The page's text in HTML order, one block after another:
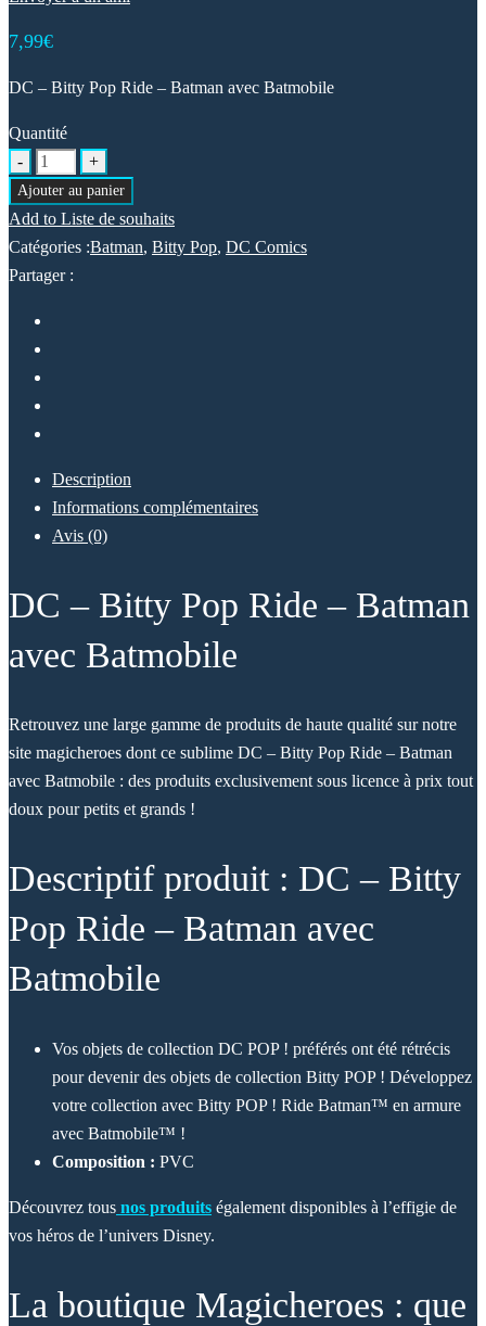
7,99€
DC – Bitty Pop Ride – Batman avec Batmobile
Quantité
Ajouter au panier
Add to Liste de souhaits
Catégories :Batman, Bitty Pop, DC Comics
Partager :
Description
Informations complémentaires
Avis (0)
DC – Bitty Pop Ride – Batman
avec Batmobile
Retrouvez une large gamme de produits de haute qualité sur notre
site magicheroes dont ce sublime DC – Bitty Pop Ride – Batman
avec Batmobile : des produits exclusivement sous licence à prix tout
doux pour petits et grands !
Descriptif produit : DC – Bitty
Pop Ride – Batman avec
Batmobile
Vos objets de collection DC POP ! préférés ont été rétrécis
pour devenir des objets de collection Bitty POP ! Développez
votre collection avec Bitty POP ! Ride Batman™ en armure
avec Batmobile™ !
Composition : PVC
Découvrez tous nos produits également disponibles à l’effigie de
vos héros de l’univers Disney.
La boutique Magicheroes : que